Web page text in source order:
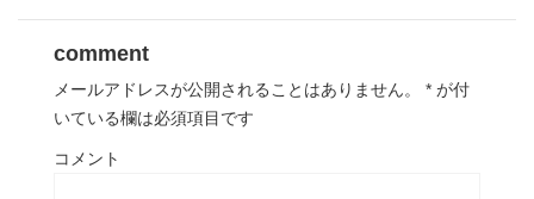
comment
メールアドレスが公開されることはありません。 * が付
いている欄は必須項目です
コメント